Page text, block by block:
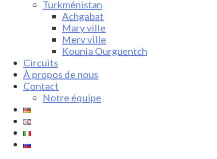
Turkménistan
Achgabat
Mary ville
Merv ville
Kounia Ourguentch
Circuits
À propos de nous
Contact
Notre équipe